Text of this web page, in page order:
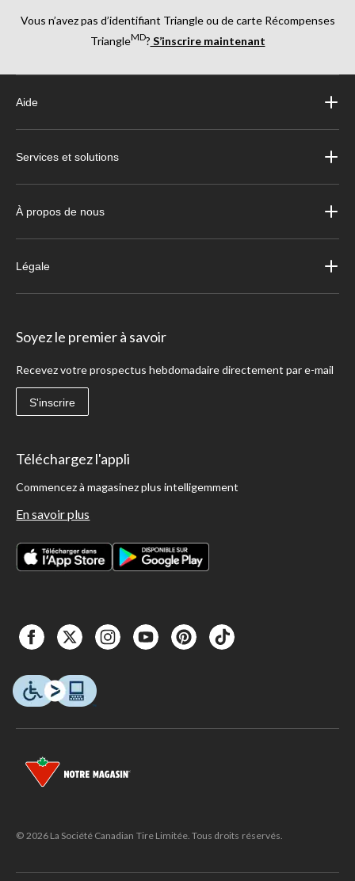
Vous n’avez pas d’identifiant Triangle ou de carte Récompenses
TriangleMD? S’inscrire maintenant
Aide
Services et solutions
À propos de nous
Légale
Soyez le premier à savoir
Recevez votre prospectus hebdomadaire directement par e-mail
S'inscrire
Téléchargez l'appli
Commencez à magasinez plus intelligemment
En savoir plus
© 2026 La Société Canadian Tire Limitée. Tous droits réservés.